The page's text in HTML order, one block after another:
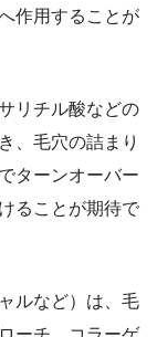
作用することが
リチル酸などの
、毛穴の詰まり
ターンオーバー
ることが期待で
ルなど）は、毛